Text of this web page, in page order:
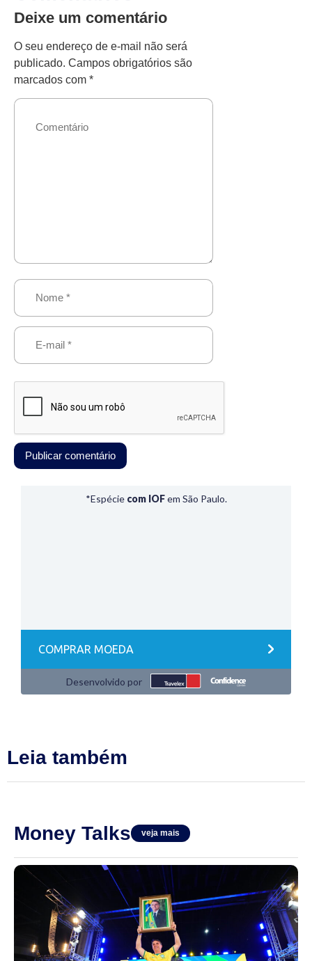
Deixe um comentário
O seu endereço de e-mail não será
publicado. Campos obrigatórios são
marcados com *
Leia também
Money Talks veja mais